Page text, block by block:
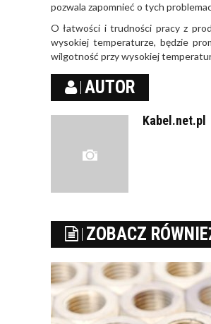
pozwala zapomnieć o tych
O łatwości i trudności pracy z
wysokiej temperaturze, będzie
wilgotność przy wysokiej
AUTOR
Kabel.net.pl
ZOBACZ